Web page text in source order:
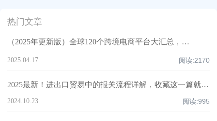
热门文章
（2025年更新版）全球120个跨境电商平台大汇总，附入驻要求、注册门槛和适合品类！
2025.04.17 阅读:2170
2025最新！进出口贸易中的报关流程详解，收藏这一篇就够了！
2024.10.23 阅读:995